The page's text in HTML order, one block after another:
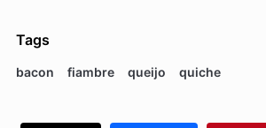
Tags
bacon fiambre queijo quiche